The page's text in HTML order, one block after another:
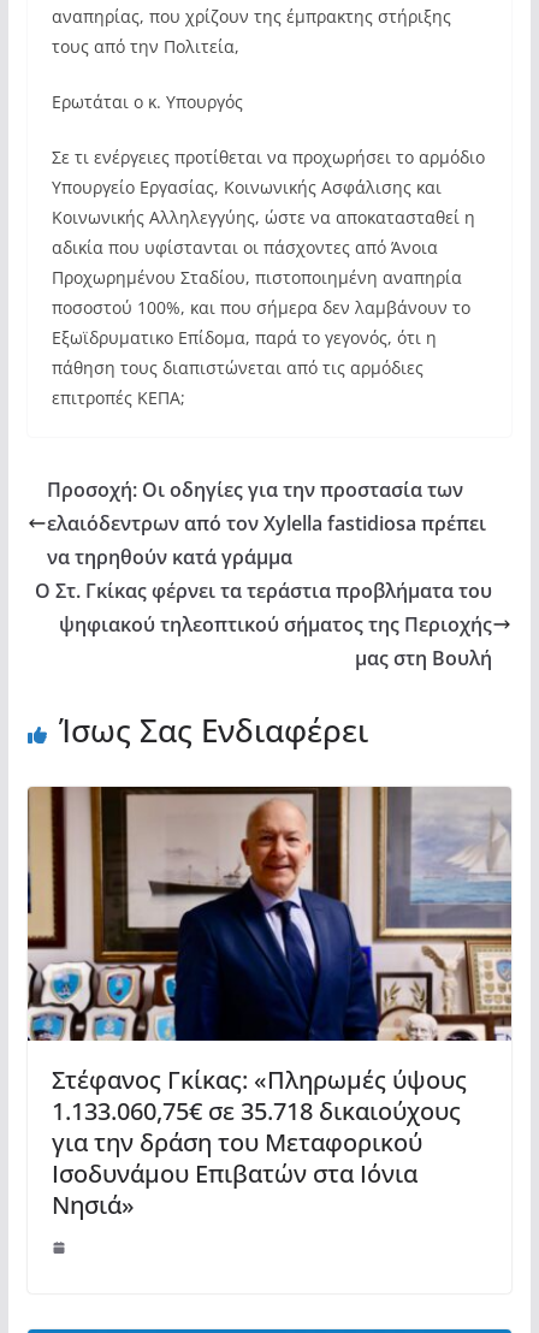
αναπηρίας, που χρίζουν της έμπρακτης στήριξης
τους από την Πολιτεία,
Ερωτάται ο κ. Υπουργός
Σε τι ενέργειες προτίθεται να προχωρήσει το αρμόδιο
Υπουργείο Εργασίας, Κοινωνικής Ασφάλισης και
Κοινωνικής Αλληλεγγύης, ώστε να αποκατασταθεί η
αδικία που υφίστανται οι πάσχοντες από Άνοια
Προχωρημένου Σταδίου, πιστοποιημένη αναπηρία
ποσοστού 100%, και που σήμερα δεν λαμβάνουν το
Εξωϊδρυματικο Επίδομα, παρά το γεγονός, ότι η
πάθηση τους διαπιστώνεται από τις αρμόδιες
επιτροπές ΚΕΠΑ;
Προσοχή: Οι οδηγίες για την προστασία των
ελαιόδεντρων από τον Xylella fastidiosa πρέπει
να τηρηθούν κατά γράμμα
Ο Στ. Γκίκας φέρνει τα τεράστια προβλήματα του
ψηφιακού τηλεοπτικού σήματος της Περιοχής
μας στη Βουλή
Ίσως Σας Ενδιαφέρει
Στέφανος Γκίκας: «Πληρωμές ύψους
1.133.060,75€ σε 35.718 δικαιούχους
για την δράση του Μεταφορικού
Ισοδυνάμου Επιβατών στα Ιόνια
Νησιά»